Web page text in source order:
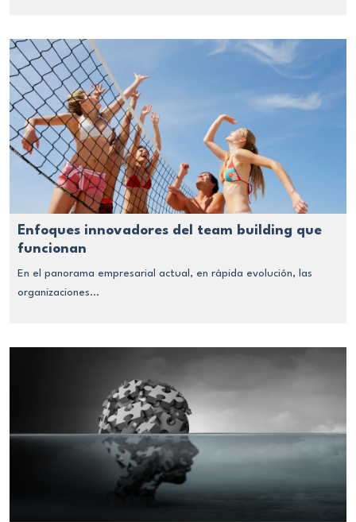
Enfoques innovadores del team building que
funcionan
En el panorama empresarial actual, en rápida evolución, las
organizaciones...